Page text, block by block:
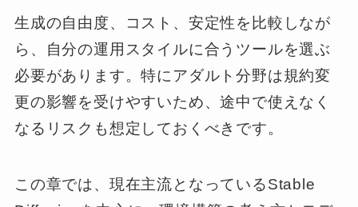
生成の自由度、コスト、安定性を比較しなが
ら、自分の運用スタイルに合うツールを選ぶ
必要があります。特にアダルト分野は規約変
更の影響を受けやすいため、途中で使えなく
なるリスクも想定しておくべきです。
この章では、現在主流となっているStable